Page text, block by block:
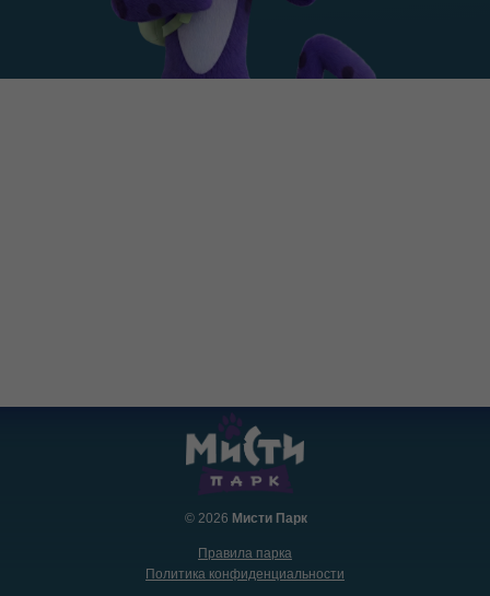
Правила парка
Политика конфиденциальности
© 2026 Мисти Парк